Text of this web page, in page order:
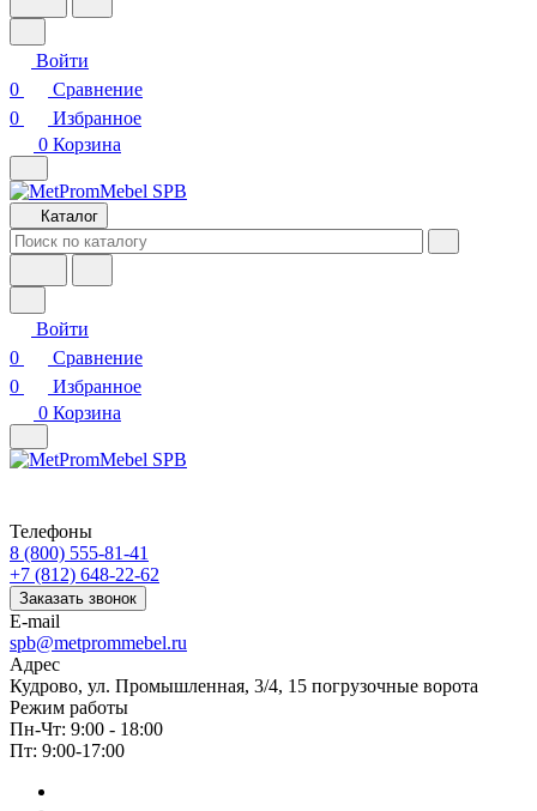
Войти
0
Сравнение
0
Избранное
0 Корзина
Каталог
Войти
0
Сравнение
0
Избранное
0 Корзина
Телефоны
8 (800) 555-81-41
+7 (812) 648-22-62
Заказать звонок
E-mail
spb@metprommebel.ru
Адрес
Кудрово, ул. Промышленная, 3/4, 15 погрузочные ворота
Режим работы
Пн-Чт: 9:00 - 18:00
Пт: 9:00-17:00